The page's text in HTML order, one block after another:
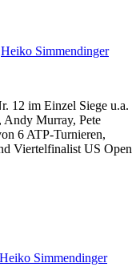
Heiko Simmendinger
12 im Einzel Siege u.a.
Andy Murray, Pete
6 ATP-Turnieren,
Viertelfinalist US Open
Heiko Simmendinger